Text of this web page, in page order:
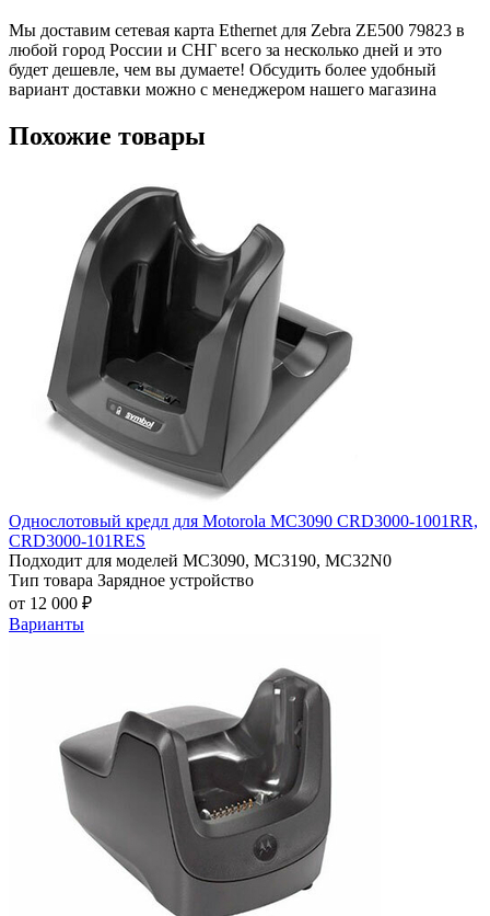
Мы доставим сетевая карта Ethernet для Zebra ZE500 79823 в
любой город России и СНГ всего за несколько дней и это
будет дешевле, чем вы думаете! Обсудить более удобный
вариант доставки можно с менеджером нашего магазина
Похожие товары
Однослотовый кредл для Motorola MC3090 СRD3000-1001RR,
СRD3000-101RES
Подходит для моделей MC3090, MC3190, MC32N0
Тип товара Зарядное устройство
от 12 000 ₽
Варианты